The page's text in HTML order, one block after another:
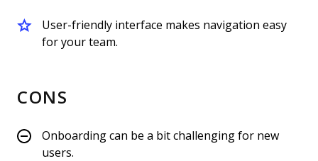
User-friendly interface makes navigation easy
for your team.
CONS
Onboarding can be a bit challenging for new
users.